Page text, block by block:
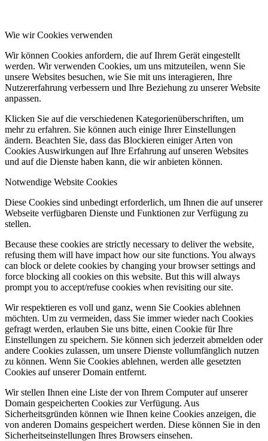
Wie wir Cookies verwenden
Wir können Cookies anfordern, die auf Ihrem Gerät eingestellt
werden. Wir verwenden Cookies, um uns mitzuteilen, wenn Sie
unsere Websites besuchen, wie Sie mit uns interagieren, Ihre
Nutzererfahrung verbessern und Ihre Beziehung zu unserer Website
anpassen.
Klicken Sie auf die verschiedenen Kategorienüberschriften, um
mehr zu erfahren. Sie können auch einige Ihrer Einstellungen
ändern. Beachten Sie, dass das Blockieren einiger Arten von
Cookies Auswirkungen auf Ihre Erfahrung auf unseren Websites
und auf die Dienste haben kann, die wir anbieten können.
Notwendige Website Cookies
Diese Cookies sind unbedingt erforderlich, um Ihnen die auf unserer
Webseite verfügbaren Dienste und Funktionen zur Verfügung zu
stellen.
Because these cookies are strictly necessary to deliver the website,
refusing them will have impact how our site functions. You always
can block or delete cookies by changing your browser settings and
force blocking all cookies on this website. But this will always
prompt you to accept/refuse cookies when revisiting our site.
Wir respektieren es voll und ganz, wenn Sie Cookies ablehnen
möchten. Um zu vermeiden, dass Sie immer wieder nach Cookies
gefragt werden, erlauben Sie uns bitte, einen Cookie für Ihre
Einstellungen zu speichern. Sie können sich jederzeit abmelden oder
andere Cookies zulassen, um unsere Dienste vollumfänglich nutzen
zu können. Wenn Sie Cookies ablehnen, werden alle gesetzten
Cookies auf unserer Domain entfernt.
Wir stellen Ihnen eine Liste der von Ihrem Computer auf unserer
Domain gespeicherten Cookies zur Verfügung. Aus
Sicherheitsgründen können wie Ihnen keine Cookies anzeigen, die
von anderen Domains gespeichert werden. Diese können Sie in den
Sicherheitseinstellungen Ihres Browsers einsehen.